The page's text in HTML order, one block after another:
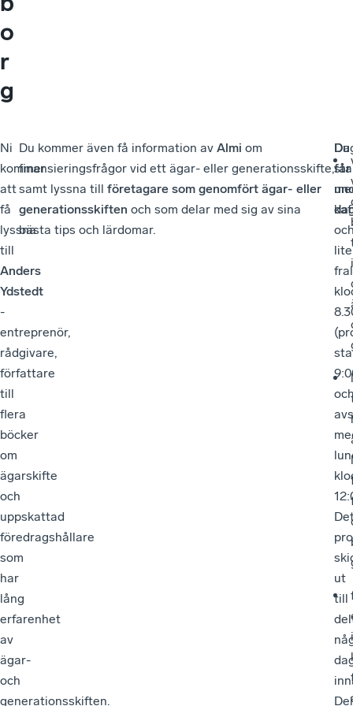
o
r
g
Ni
kommer
att
få
lyssna
till
Anders
Ydstedt
-
entreprenör,
rådgivare,
författare
till
flera
böcker
om
ägarskifte
och
uppskattad
föredragshållare
som
har
lång
erfarenhet
av
ägar-
och
generationsskiften.
Du kommer även få information av Almi om
finansieringsfrågor vid ett ägar- eller generationsskifte,
samt lyssna till företagare som genomfört ägar- eller
generationsskiften och som delar med sig av sina
bästa tips och lärdomar.
Du
får
ut
till